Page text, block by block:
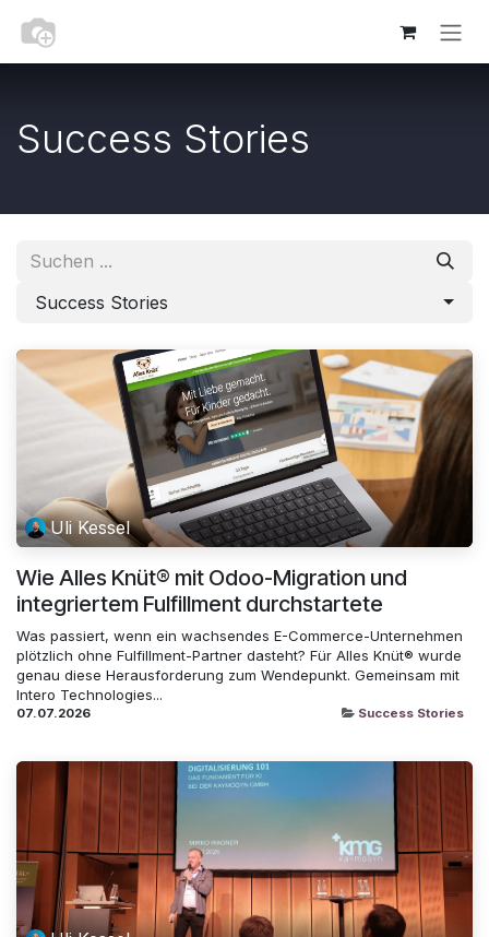
Success Stories
Success Stories
Uli Kessel
Wie Alles Knüt® mit Odoo-Migration und
integriertem Fulfillment durchstartete
Was passiert, wenn ein wachsendes E-Commerce-Unternehmen
plötzlich ohne Fulfillment-Partner dasteht? Für Alles Knüt® wurde
genau diese Herausforderung zum Wendepunkt. Gemeinsam mit
Intero Technologies...
07.07.2026 Success Stories